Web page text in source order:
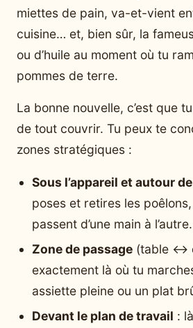
miettes de pain, va-et-vient
cuisine… et, bien sûr, la
ou d’huile au moment où tu
pommes de terre.
La bonne nouvelle, c’est que
de tout couvrir. Tu peux te
zones stratégiques :
Sous l’appareil et autour
poses et retires les
passent d’une main à l’autre.
Zone de passage (table ↔
exactement là où tu
assiette pleine ou un plat
Devant le plan de travail :